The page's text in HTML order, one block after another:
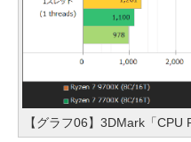
【グラフ06】3DMark「CPU